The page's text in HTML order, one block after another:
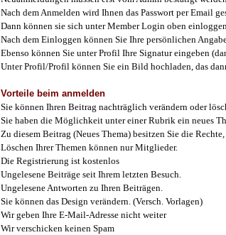
Nach dem Anmelden wird Ihnen das Passwort per Email
Dann können sie sich unter Member Login oben
Nach dem Einloggen können Sie Ihre persönlichen
Ebenso können Sie unter Profil Ihre Signatur eingeben
Unter Profil/Profil können Sie ein Bild hochladen, das
Vorteile beim anmelden
Sie können Ihren Beitrag nachträglich verändern oder
Sie haben die Möglichkeit unter einer Rubrik ein neues
Zu diesem Beitrag (Neues Thema) besitzen Sie die
Löschen Ihrer Themen können nur Mitglieder.
Die Registrierung ist kostenlos
Ungelesene Beiträge seit Ihrem letzten Besuch.
Ungelesene Antworten zu Ihren Beiträgen.
Sie können das Design verändern. (Versch. Vorlagen)
Wir geben Ihre E-Mail-Adresse nicht weiter
Wir verschicken keinen Spam